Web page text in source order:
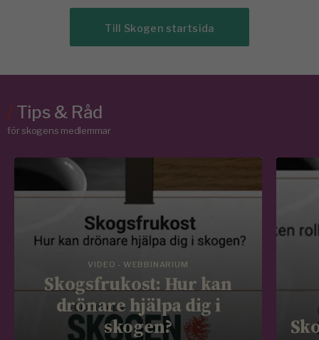
Till Skogen startsida
/Tips & Råd
för skogens medlemmar
VIDEO - WEBBINARIUM
Skogsfrukost: Hur kan
drönare hjälpa dig i
skogen?